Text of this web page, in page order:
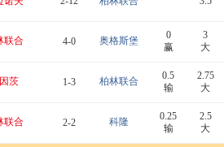
联合 4-0 奥格斯堡
0
赢
3
大
茨 1-3 柏林联合
0.5
输
2.75
大
联合 2-2 科隆
0.25
输
2.5
大